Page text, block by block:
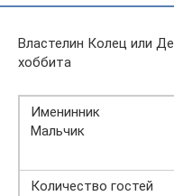
Властелин Колец или
хоббита
Именинник
Мальчик
Количество гостей